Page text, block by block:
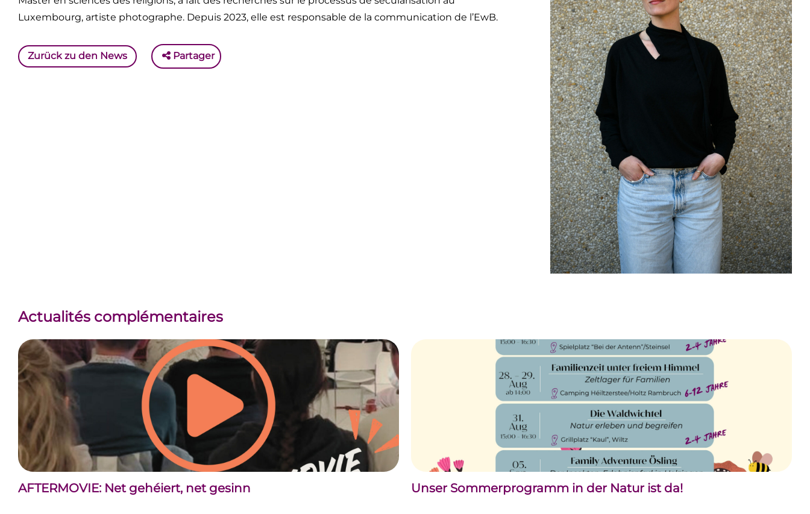
Luxembourg, artiste photographe. Depuis 2023, elle est responsable de la communication de l’EwB.
Zurück zu den News Partager
Actualités complémentaires
AFTERMOVIE: Net gehéiert, net gesinn Unser Sommerprogramm in der Natur ist da!